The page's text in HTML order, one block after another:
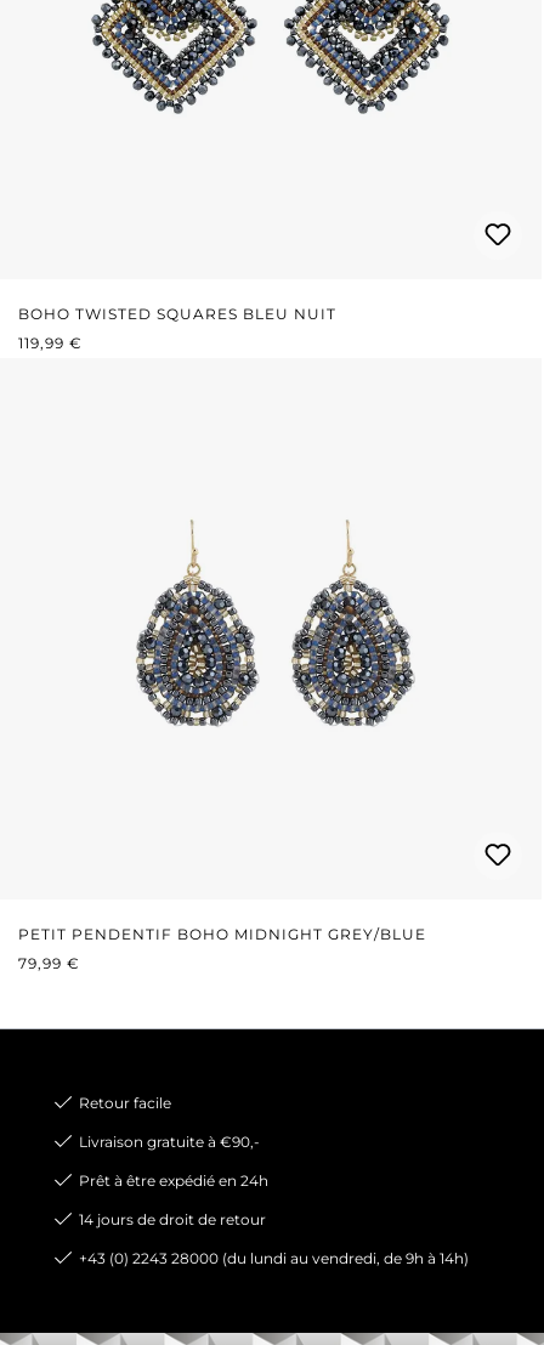
BOHO TWISTED SQUARES BLEU NUIT
PRIX RÉGULIER :
119,99 €
PETIT PENDENTIF BOHO MIDNIGHT GREY/BLUE
PRIX RÉGULIER :
79,99 €
Retour facile
Livraison gratuite à €90,-
Prêt à être expédié en 24h
14 jours de droit de retour
+43 (0) 2243 28000 (du lundi au vendredi, de 9h à 14h)